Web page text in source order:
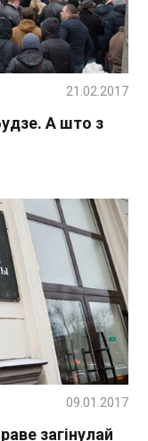
А што з
21.02.2017
загінулай
09.01.2017